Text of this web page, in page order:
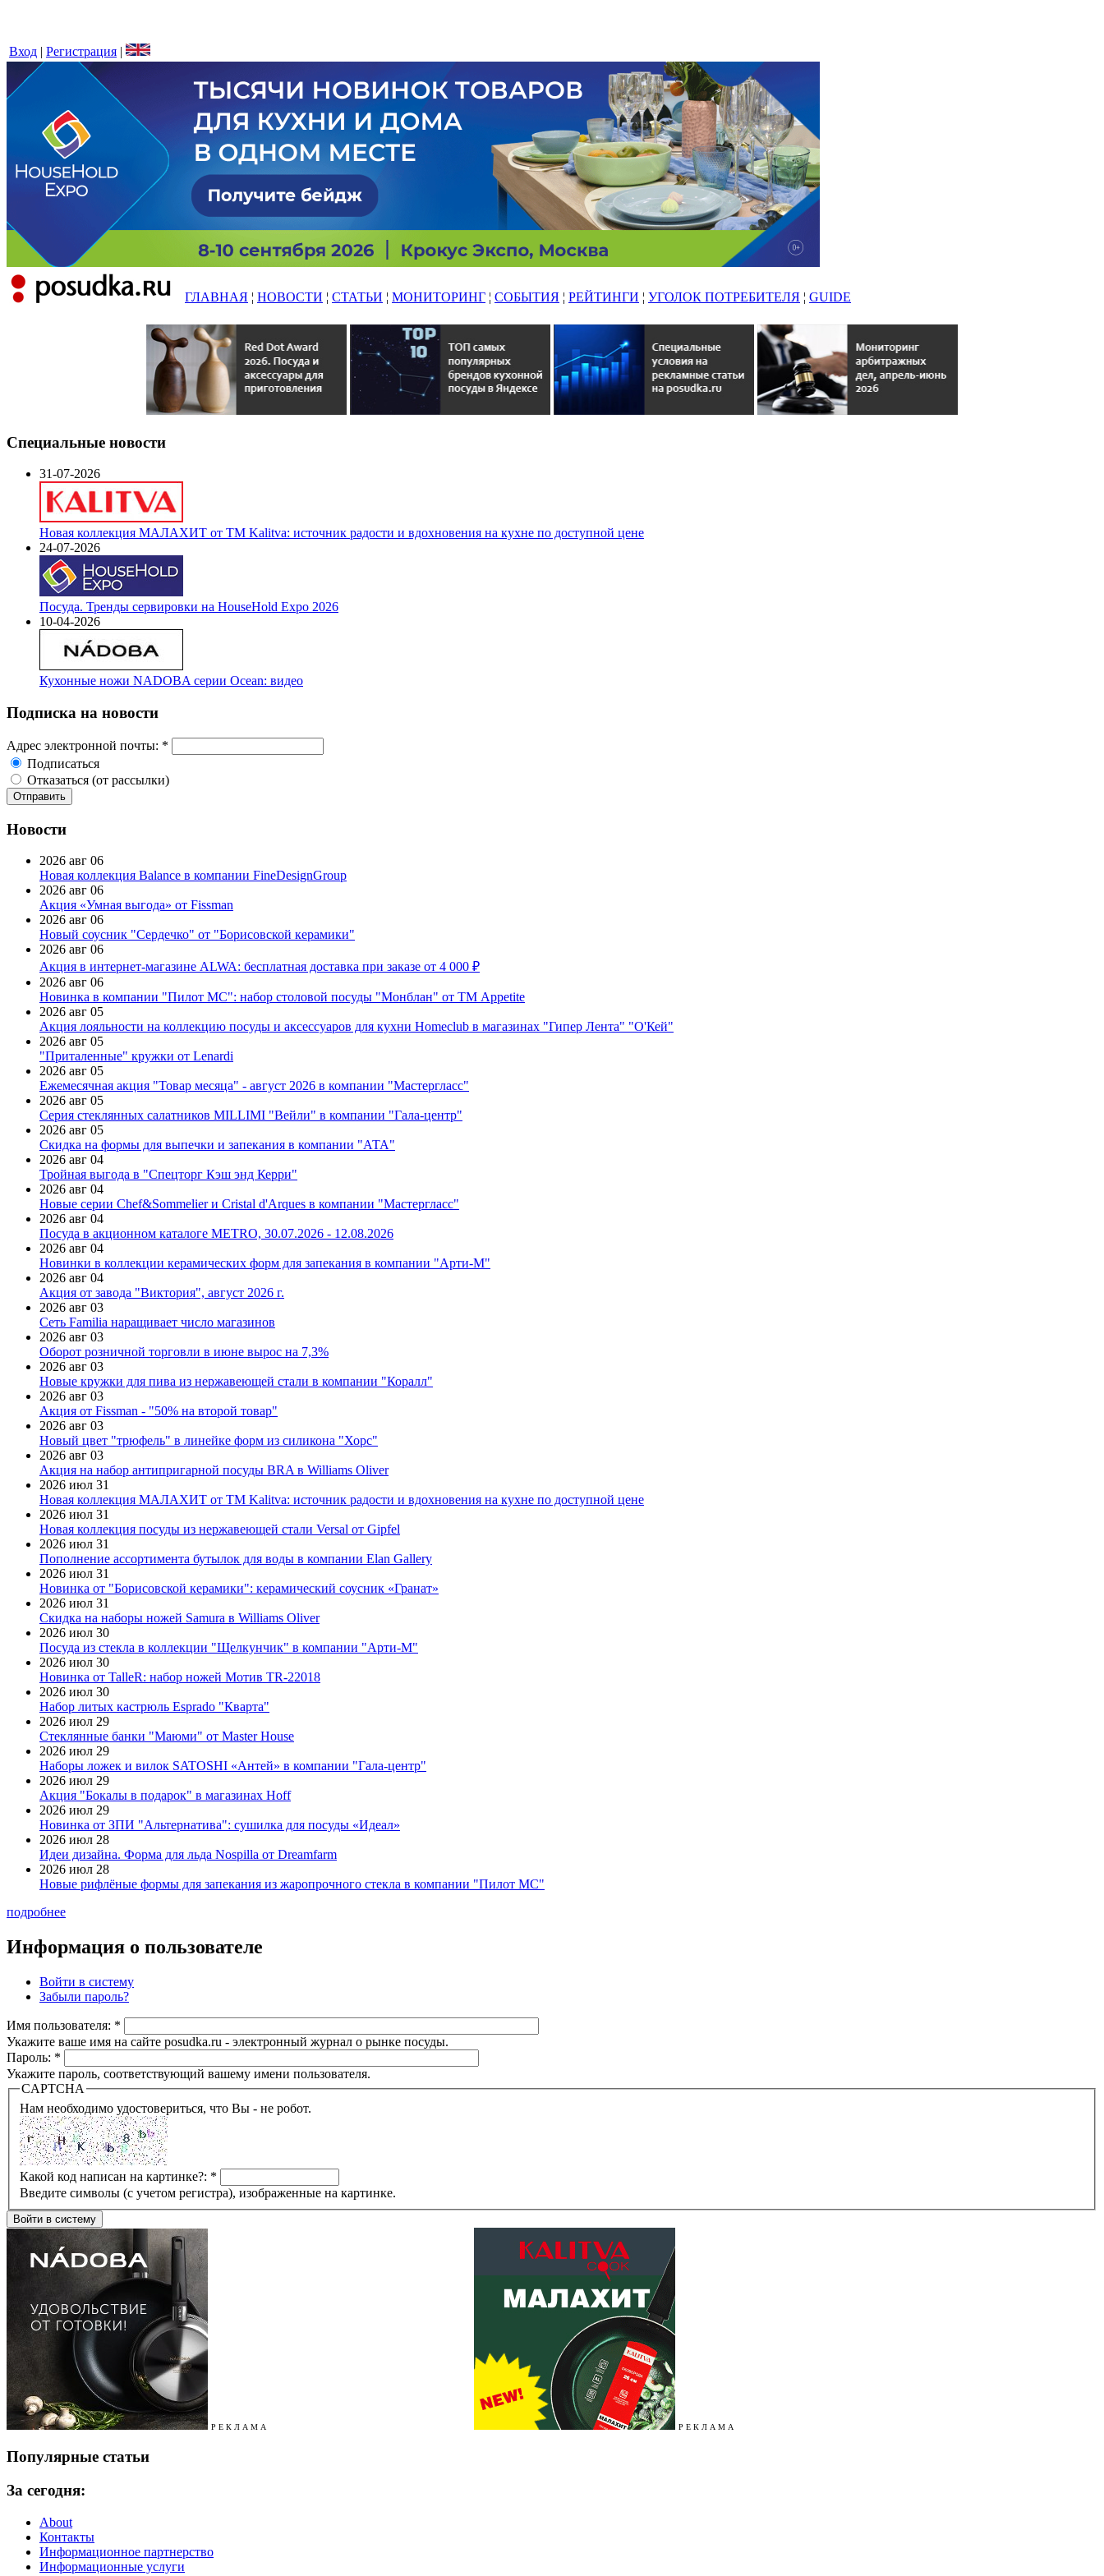
Вход | Регистрация |
ГЛАВНАЯ ¦ НОВОСТИ ¦ СТАТЬИ ¦ МОНИТОРИНГ ¦ СОБЫТИЯ ¦ РЕЙТИНГИ ¦ УГОЛОК ПОТРЕБИТЕЛЯ ¦ GUIDE
Специальные новости
31-07-2026
Новая коллекция МАЛАХИТ от ТМ Kalitva: источник радости и вдохновения на кухне по доступной цене
24-07-2026
Посуда. Тренды сервировки на HouseHold Expo 2026
10-04-2026
Кухонные ножи NADOBA серии Ocean: видео
Подписка на новости
Адрес электронной почты: *
Подписаться
Отказаться (от рассылки)
Новости
2026 авг 06
Новая коллекция Balance в компании FineDesignGroup
2026 авг 06
Акция «Умная выгода» от Fissman
2026 авг 06
Новый соусник "Сердечко" от "Борисовской керамики"
2026 авг 06
Акция в интернет-магазине ALWA: бесплатная доставка при заказе от 4 000 ₽
2026 авг 06
Новинка в компании "Пилот МС": набор столовой посуды "Монблан" от ТМ Appetite
2026 авг 05
Акция лояльности на коллекцию посуды и аксессуаров для кухни Homeclub в магазинах "Гипер Лента" "О'Кей"
2026 авг 05
"Приталенные" кружки от Lenardi
2026 авг 05
Ежемесячная акция "Товар месяца" - август 2026 в компании "Мастергласс"
2026 авг 05
Серия стеклянных салатников MILLIMI "Вейли" в компании "Гала-центр"
2026 авг 05
Скидка на формы для выпечки и запекания в компании "АТА"
2026 авг 04
Тройная выгода в "Спецторг Кэш энд Керри"
2026 авг 04
Новые серии Chef&Sommelier и Cristal d'Arques в компании "Мастергласс"
2026 авг 04
Посуда в акционном каталоге METRO, 30.07.2026 - 12.08.2026
2026 авг 04
Новинки в коллекции керамических форм для запекания в компании "Арти-М"
2026 авг 04
Акция от завода "Виктория", август 2026 г.
2026 авг 03
Сеть Familia наращивает число магазинов
2026 авг 03
Оборот розничной торговли в июне вырос на 7,3%
2026 авг 03
Новые кружки для пива из нержавеющей стали в компании "Коралл"
2026 авг 03
Акция от Fissman - "50% на второй товар"
2026 авг 03
Новый цвет "трюфель" в линейке форм из силикона "Хорс"
2026 авг 03
Акция на набор антипригарной посуды BRA в Williams Oliver
2026 июл 31
Новая коллекция МАЛАХИТ от ТМ Kalitva: источник радости и вдохновения на кухне по доступной цене
2026 июл 31
Новая коллекция посуды из нержавеющей стали Versal от Gipfel
2026 июл 31
Пополнение ассортимента бутылок для воды в компании Elan Gallery
2026 июл 31
Новинка от "Борисовской керамики": керамический соусник «Гранат»
2026 июл 31
Скидка на наборы ножей Samura в Williams Oliver
2026 июл 30
Посуда из стекла в коллекции "Щелкунчик" в компании "Арти-М"
2026 июл 30
Новинка от TalleR: набор ножей Мотив TR-22018
2026 июл 30
Набор литых кастрюль Esprado "Кварта"
2026 июл 29
Стеклянные банки "Маюми" от Master House
2026 июл 29
Наборы ложек и вилок SATOSHI «Антей» в компании "Гала-центр"
2026 июл 29
Акция "Бокалы в подарок" в магазинах Hoff
2026 июл 29
Новинка от ЗПИ "Альтернатива": сушилка для посуды «Идеал»
2026 июл 28
Идеи дизайна. Форма для льда Nospilla от Dreamfarm
2026 июл 28
Новые рифлёные формы для запекания из жаропрочного стекла в компании "Пилот МС"
подробнее
Информация о пользователе
Войти в систему
Забыли пароль?
Имя пользователя: *
Укажите ваше имя на сайте posudka.ru - электронный журнал о рынке посуды.
Пароль: *
Укажите пароль, соответствующий вашему имени пользователя.
CAPTCHA
Нам необходимо удостовериться, что Вы - не робот.
Какой код написан на картинке?: *
Введите символы (с учетом регистра), изображенные на картинке.
Р Е К Л А М А Р Е К Л А М А
Популярные статьи
За сегодня:
About
Контакты
Информационное партнерство
Информационные услуги